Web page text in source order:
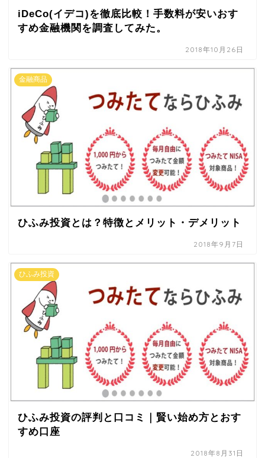
iDeCo(イデコ)を徹底比較！手数料が安いおす
すめ金融機関を調査してみた。
2018年10月26日
金融商品
ひふみ投資とは？特徴とメリット・デメリット
2018年9月7日
ひふみ投資
ひふみ投資の評判と口コミ｜賢い始め方とおす
すめ口座
2018年8月31日